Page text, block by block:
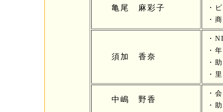
亀尾 麻彩子
・
・
須加 香奈
・
・
・
・
中嶋 野香
・
・